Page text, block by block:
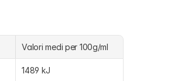
Valori medi per 100g/ml
1489 kJ